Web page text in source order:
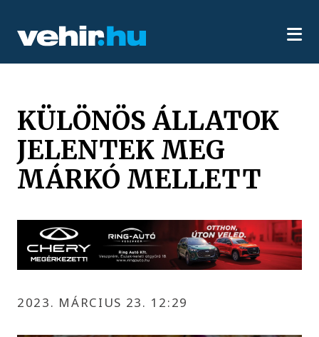
KÜLÖNÖS ÁLLATOK
JELENTEK MEG
MÁRKÓ MELLETT
2023. MÁRCIUS 23. 12:29